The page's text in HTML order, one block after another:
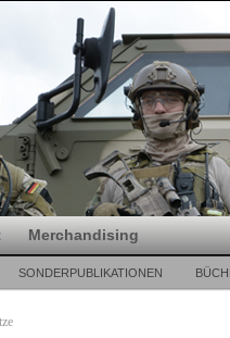
Merchandising
SONDERPUBLIKATIONEN